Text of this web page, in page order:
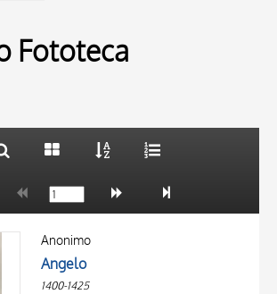
Fototeca
AUTORE
Anonimo
Angelo
1400-1425